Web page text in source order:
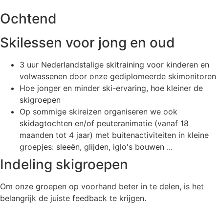
Ochtend
Skilessen voor jong en oud
3 uur Nederlandstalige skitraining voor kinderen en
volwassenen door onze gediplomeerde skimonitoren
Hoe jonger en minder ski-ervaring, hoe kleiner de
skigroepen
Op sommige skireizen organiseren we ook
skidagtochten en/of peuteranimatie (vanaf 18
maanden tot 4 jaar) met buitenactiviteiten in kleine
groepjes: sleeën, glijden, iglo's bouwen ...
Indeling skigroepen
Om onze groepen op voorhand beter in te delen, is het
belangrijk de juiste feedback te krijgen.